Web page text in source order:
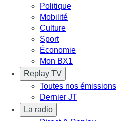
Politique
Mobilité
Culture
Sport
Économie
Mon BX1
Replay TV
Toutes nos émissions
Dernier JT
La radio